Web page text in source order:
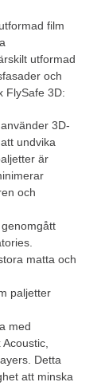
film
utformad
och
FlySafe 3D:
3D-
undvika
är
och
matta och
paljetter
med
Detta
att minska